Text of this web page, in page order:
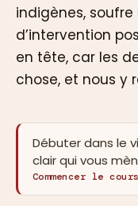
indigènes,
d’intervention
en tête, car les
chose, et nous y
Débuter dans le
clair qui vous
Commencer le